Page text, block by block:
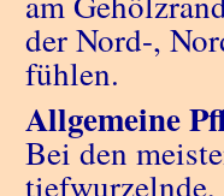
der Nord-,
fühlen.
Allgemeine
Bei den
tiefwurzelnde,